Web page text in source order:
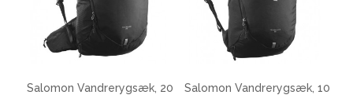
Salomon Vandrerygsæk, 20
Salomon Vandrerygsæk, 10